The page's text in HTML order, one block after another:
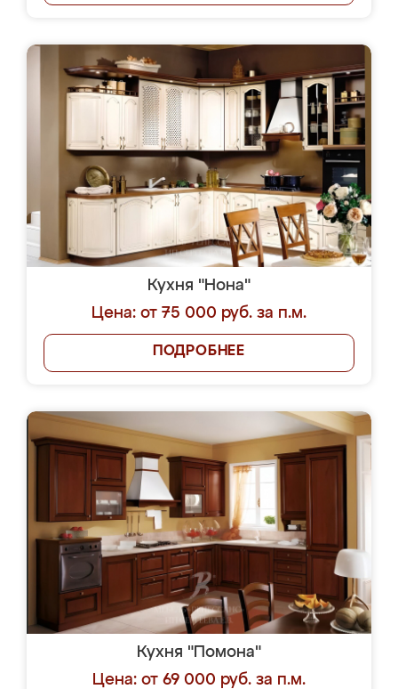
Кухня "Нона"
Цена: от 75 000 руб. за п.м.
ПОДРОБНЕЕ
Кухня "Помона"
Цена: от 69 000 руб. за п.м.